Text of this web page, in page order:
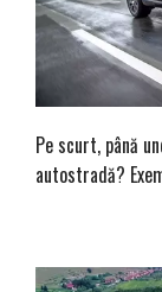
Pe scurt, până
autostradă?